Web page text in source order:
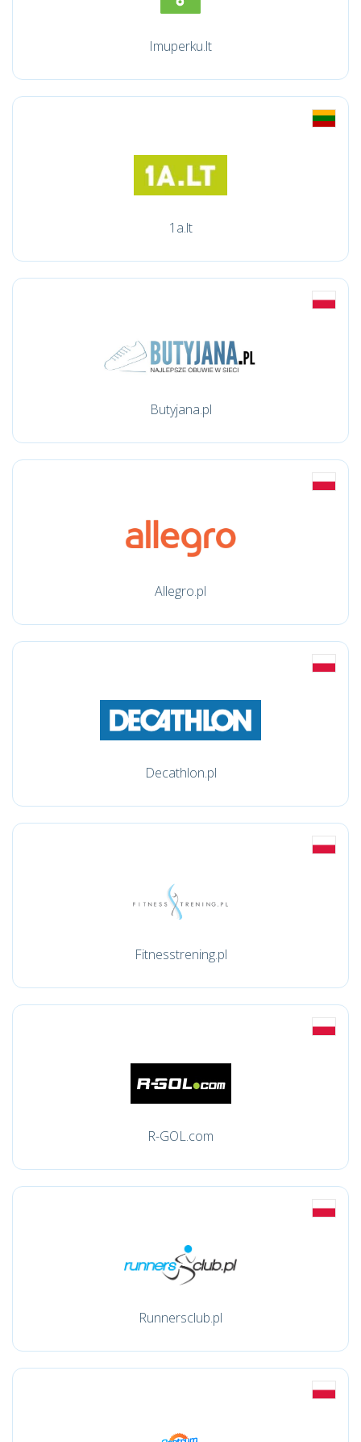
Imuperku.lt
1a.lt
Butyjana.pl
Allegro.pl
Decathlon.pl
Fitnesstrening.pl
R-GOL.com
Runnersclub.pl